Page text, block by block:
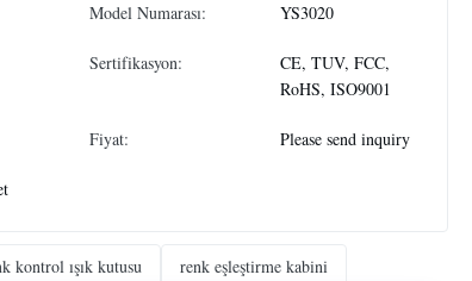
Model Numarası: YS3020
Sertifikasyon:
CE, TUV, FCC,
RoHS, ISO9001
Fiyat: Please send inquiry
kontrol ışık kutusu renk eşleştirme kabini